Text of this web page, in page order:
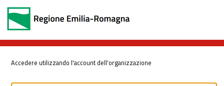
Accedere utilizzando l'account dell'organizzazione